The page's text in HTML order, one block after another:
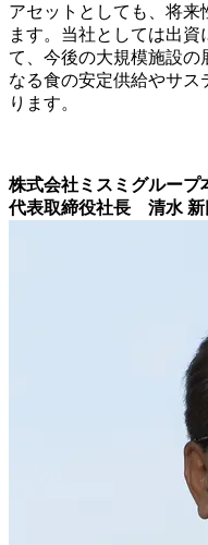
アセットとしても、将来
ます。当社としては出
て、今後の大規模施設の
なる食の安定供給やサス
ります。
株式会社ミスミグループ
代表取締役社長 清水 新